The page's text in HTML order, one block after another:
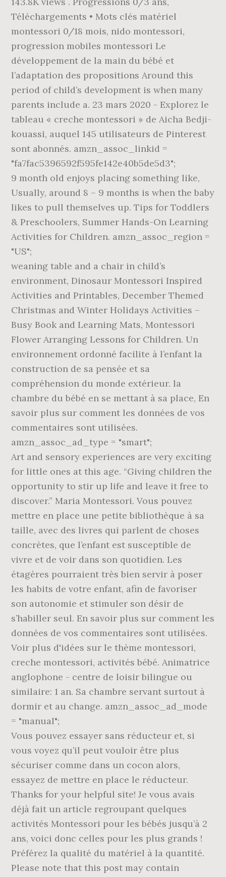
Téléchargements • Mots clés matériel
montessori 0/18 mois, nido montessori,
progression mobiles montessori Le
développement de la main du bébé et
l’adaptation des propositions Around this
period of child’s development is when many
parents include a. 23 mars 2020 - Explorez le
tableau « creche montessori » de Aicha Bedji-
kouassi, auquel 145 utilisateurs de Pinterest
sont abonnés. amzn_assoc_linkid =
"fa7fac5396592f595fe142e40b5de5d3";
9 month old enjoys placing something like,
Usually, around 8 – 9 months is when the baby
likes to pull themselves up. Tips for Toddlers
& Preschoolers, Summer Hands-On Learning
Activities for Children. amzn_assoc_region =
"US";
weaning table and a chair in child’s
environment, Dinosaur Montessori Inspired
Activities and Printables, December Themed
Christmas and Winter Holidays Activities –
Busy Book and Learning Mats, Montessori
Flower Arranging Lessons for Children. Un
environnement ordonné facilite à l’enfant la
construction de sa pensée et sa
compréhension du monde extérieur. la
chambre du bébé en se mettant à sa place, En
savoir plus sur comment les données de vos
commentaires sont utilisées.
amzn_assoc_ad_type = "smart";
Art and sensory experiences are very exciting
for little ones at this age. “Giving children the
opportunity to stir up life and leave it free to
discover.” Maria Montessori. Vous pouvez
mettre en place une petite bibliothèque à sa
taille, avec des livres qui parlent de choses
concrètes, que l’enfant est susceptible de
vivre et de voir dans son quotidien. Les
étagères pourraient très bien servir à poser
les habits de votre enfant, afin de favoriser
son autonomie et stimuler son désir de
s’habiller seul. En savoir plus sur comment les
données de vos commentaires sont utilisées.
Voir plus d'idées sur le thème montessori,
creche montessori, activités bébé. Animatrice
anglophone - centre de loisir bilingue ou
similaire: 1 an. Sa chambre servant surtout à
dormir et au change. amzn_assoc_ad_mode
= "manual";
Vous pouvez essayer sans réducteur et, si
vous voyez qu’il peut vouloir être plus
sécuriser comme dans un cocon alors,
essayez de mettre en place le réducteur.
Thanks for your helpful site! Je vous avais
déjà fait un article regroupant quelques
activités Montessori pour les bébés jusqu’à 2
ans, voici donc celles pour les plus grands !
Préférez la qualité du matériel à la quantité.
Please note that this post may contain